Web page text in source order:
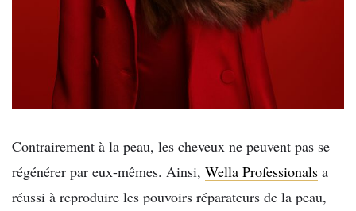
Contrairement à la peau, les cheveux ne peuvent pas se
régénérer par eux-mêmes. Ainsi, Wella Professionals a
réussi à reproduire les pouvoirs réparateurs de la peau,